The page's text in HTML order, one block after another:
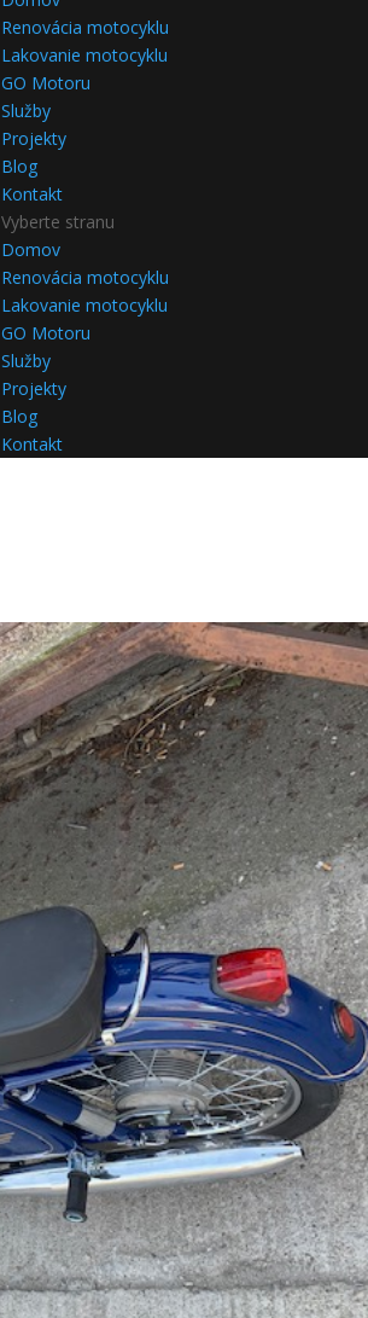
Renovácia motocyklu
Lakovanie motocyklu
GO Motoru
Služby
Projekty
Blog
Kontakt
Vyberte stranu
Domov
Renovácia motocyklu
Lakovanie motocyklu
GO Motoru
Služby
Projekty
Blog
Kontakt